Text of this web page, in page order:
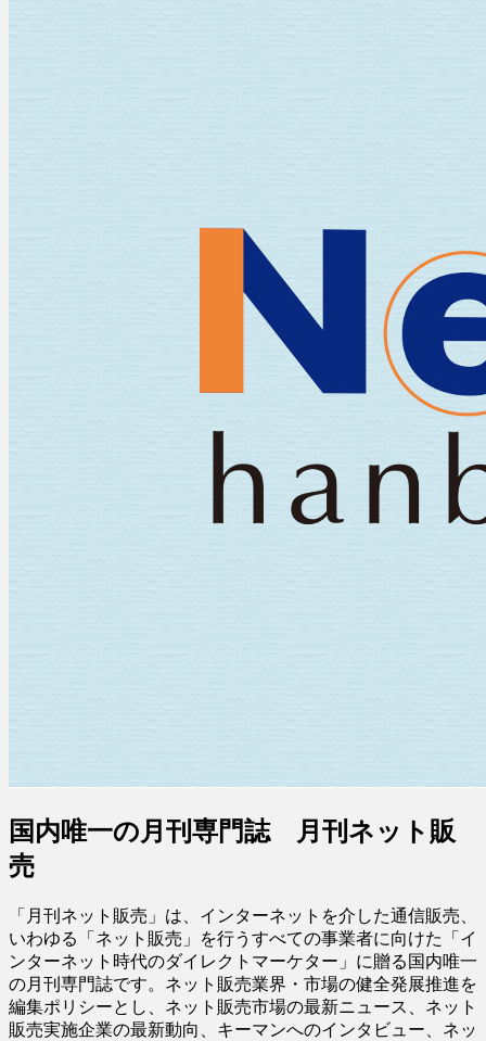
国内唯一の月刊専門誌 月刊ネット販
売
「月刊ネット販売」は、インターネットを介した通信販売、
いわゆる「ネット販売」を行うすべての事業者に向けた「イ
ンターネット時代のダイレクトマーケター」に贈る国内唯一
の月刊専門誌です。ネット販売業界・市場の健全発展推進を
編集ポリシーとし、ネット販売市場の最新ニュース、ネット
販売実施企業の最新動向、キーマンへのインタビュー、ネッ